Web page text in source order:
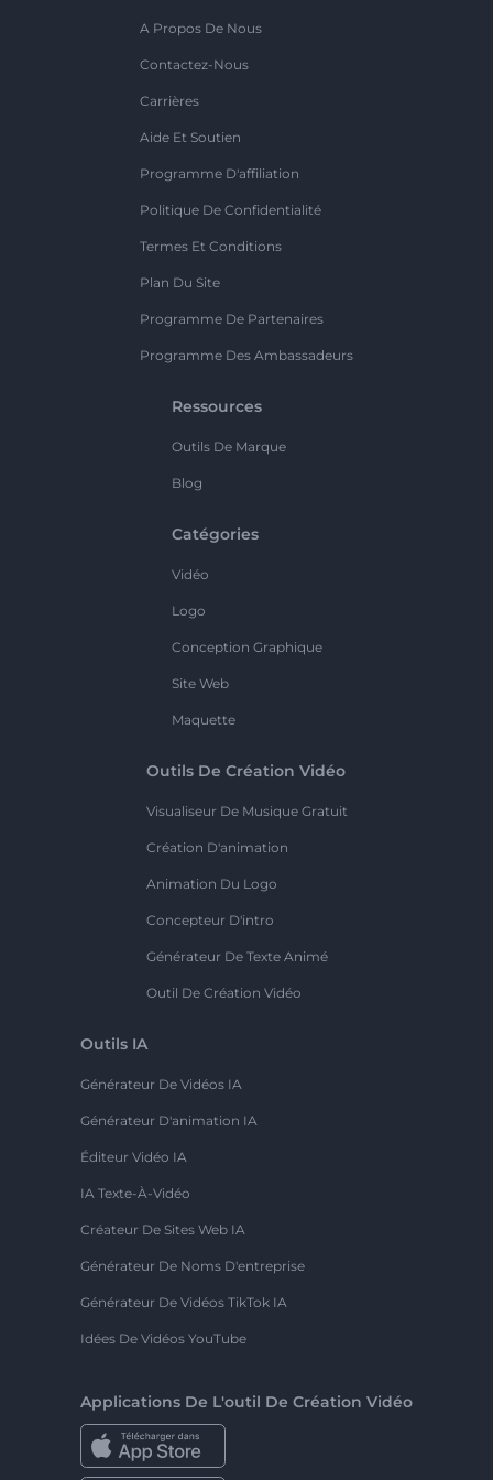
A Propos De Nous
Contactez-Nous
Carrières
Aide Et Soutien
Programme D'affiliation
Politique De Confidentialité
Termes Et Conditions
Plan Du Site
Programme De Partenaires
Programme Des Ambassadeurs
Ressources
Outils De Marque
Blog
Catégories
Vidéo
Logo
Conception Graphique
Site Web
Maquette
Outils De Création Vidéo
Visualiseur De Musique Gratuit
Création D'animation
Animation Du Logo
Concepteur D'intro
Générateur De Texte Animé
Outil De Création Vidéo
Outils IA
Générateur De Vidéos IA
Générateur D'animation IA
Éditeur Vidéo IA
IA Texte-À-Vidéo
Créateur De Sites Web IA
Générateur De Noms D'entreprise
Générateur De Vidéos TikTok IA
Idées De Vidéos YouTube
Applications De L'outil De Création Vidéo